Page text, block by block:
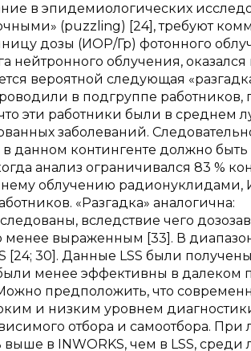
в эпидемиологических
(puzzling) [24], требуют
дозы (ИОР/Гр) фотонного
нейтронного облучения,
вероятной следующая
в подгруппе работников,
эти работники были в среднем
заболеваний.
данном контингенте должно
анализ ограничивался 83 %
облучению радионуклидами,
«Разгадка» аналогична:
вследствие чего
выраженным [33]. В
[24; 30]. Данные LSS были
менее эффективны в далеком
предположить, что
и низким уровнем
отбора и самоотбора. При
в INWORKS, чем в LSS, среди